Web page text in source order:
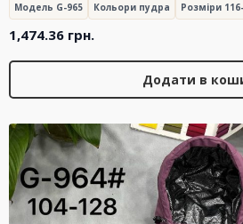
Модель G-965 Кольори пудра Розміри
1,474.36 грн.
Додати в